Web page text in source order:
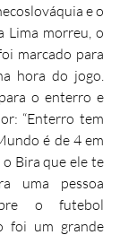
e o
Lima morreu, o
marcado para
hora do jogo.
o enterro e
“Enterro tem
é de 4 em
o Bira que ele te
uma pessoa
o futebol
foi um grande